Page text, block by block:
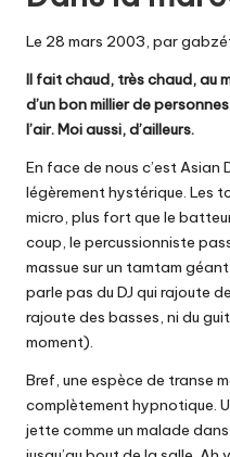
Le 28 mars 2003, par
Il fait chaud, très chaud, au
d’un bon millier de
l’air. Moi aussi, d’ailleurs.
En face de nous c’est
légèrement hystérique. Les
micro, plus fort que le
coup, le percussionniste
massue sur un tamtam
parle pas du DJ qui rajoute
rajoute des basses, ni du
moment).
Bref, une espèce de transe
complètement hypnotique.
jette comme un malade